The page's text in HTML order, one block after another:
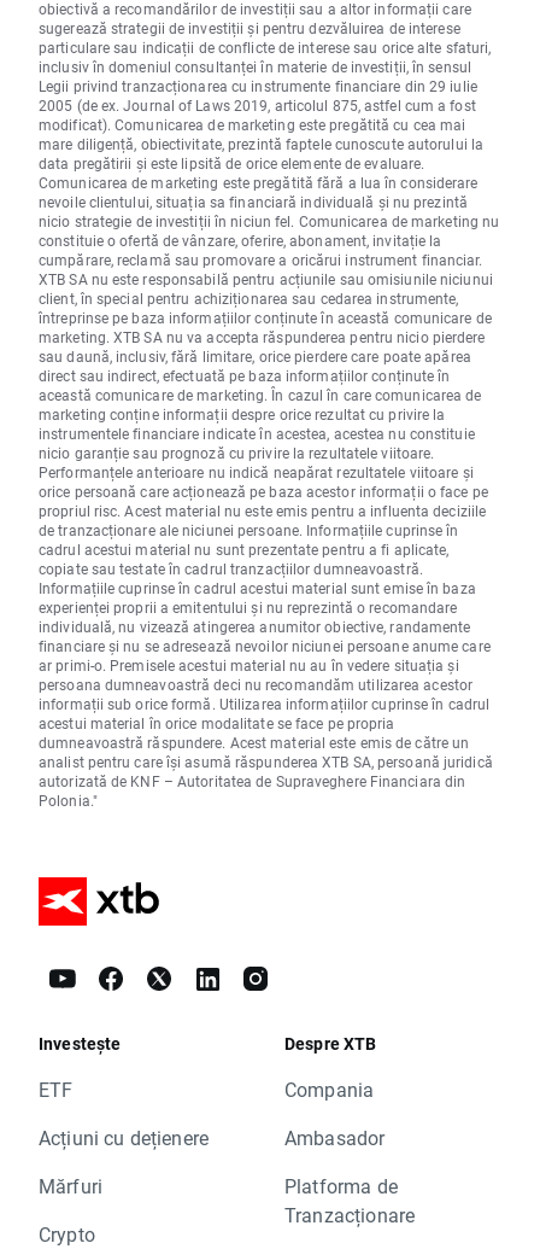
obiectivă a recomandărilor de investiții sau a altor informații care
sugerează strategii de investiții și pentru dezvăluirea de interese
particulare sau indicații de conflicte de interese sau orice alte sfaturi,
inclusiv în domeniul consultanței în materie de investiții, în sensul
Legii privind tranzacționarea cu instrumente financiare din 29 iulie
2005 (de ex. Journal of Laws 2019, articolul 875, astfel cum a fost
modificat). Comunicarea de marketing este pregătită cu cea mai
mare diligență, obiectivitate, prezintă faptele cunoscute autorului la
data pregătirii și este lipsită de orice elemente de evaluare.
Comunicarea de marketing este pregătită fără a lua în considerare
nevoile clientului, situația sa financiară individuală și nu prezintă
nicio strategie de investiții în niciun fel. Comunicarea de marketing nu
constituie o ofertă de vânzare, oferire, abonament, invitație la
cumpărare, reclamă sau promovare a oricărui instrument financiar.
XTB SA nu este responsabilă pentru acțiunile sau omisiunile niciunui
client, în special pentru achiziționarea sau cedarea instrumente,
întreprinse pe baza informațiilor conținute în această comunicare de
marketing. XTB SA nu va accepta răspunderea pentru nicio pierdere
sau daună, inclusiv, fără limitare, orice pierdere care poate apărea
direct sau indirect, efectuată pe baza informațiilor conținute în
această comunicare de marketing. În cazul în care comunicarea de
marketing conține informații despre orice rezultat cu privire la
instrumentele financiare indicate în acestea, acestea nu constituie
nicio garanție sau prognoză cu privire la rezultatele viitoare.
Performanțele anterioare nu indică neapărat rezultatele viitoare și
orice persoană care acționează pe baza acestor informații o face pe
propriul risc. Acest material nu este emis pentru a influenta deciziile
de tranzacționare ale niciunei persoane. Informațiile cuprinse în
cadrul acestui material nu sunt prezentate pentru a fi aplicate,
copiate sau testate în cadrul tranzacțiilor dumneavoastră.
Informațiile cuprinse în cadrul acestui material sunt emise în baza
experienței proprii a emitentului și nu reprezintă o recomandare
individuală, nu vizează atingerea anumitor obiective, randamente
financiare și nu se adresează nevoilor niciunei persoane anume care
ar primi-o. Premisele acestui material nu au în vedere situația și
persoana dumneavoastră deci nu recomandăm utilizarea acestor
informații sub orice formă. Utilizarea informațiilor cuprinse în cadrul
acestui material în orice modalitate se face pe propria
dumneavoastră răspundere. Acest material este emis de către un
analist pentru care își asumă răspunderea XTB SA, persoană juridică
autorizată de KNF – Autoritatea de Supraveghere Financiara din
Polonia."
Investește
ETF
Acțiuni cu dețienere
Mărfuri
Crypto
Despre XTB
Compania
Ambasador
Platforma de
Tranzacționare